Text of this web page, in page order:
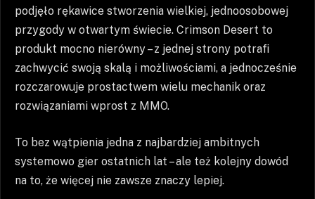
podjęło rękawice stworzenia wielkiej, jednoosobowej
przygody w otwartym świecie. Crimson Desert to
produkt mocno nierówny – z jednej strony potrafi
zachwycić swoją skalą i możliwościami, a jednocześnie
rozczarowuje prostactwem wielu mechanik oraz
rozwiązaniami wprost z MMO.
To bez wątpienia jedna z najbardziej ambitnych
systemowo gier ostatnich lat – ale też kolejny dowód
na to, że więcej nie zawsze znaczy lepiej.